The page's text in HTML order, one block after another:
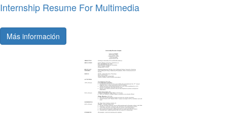
Internship Resume For Multimedia
Más información